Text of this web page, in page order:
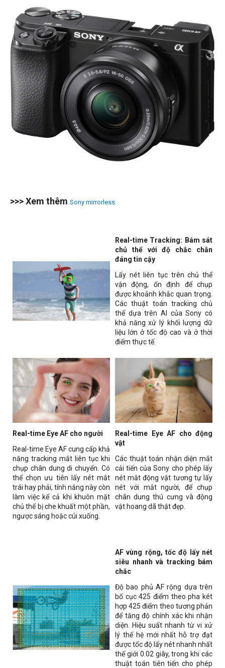
>>> Xem thêm Sony mirrorless
Real-time Tracking: Bám sát
chủ thể với độ chắc chắn
đáng tin cậy
Lấy nét liên tục trên chủ thể
vận động, ổn định để chụp
được khoảnh khắc quan trọng.
Các thuật toán tracking chủ
thể dựa trên AI của Sony có
khả năng xử lý khối lượng dữ
liệu lớn ở tốc độ cao và ở thời
điểm thực tế.
Real-time Eye AF cho người
Real-time Eye AF cung cấp khả
năng tracking mắt liên tục khi
chụp chân dung di chuyển. Có
thể chọn ưu tiên lấy nét mắt
trái hay phải, tính năng này còn
làm việc kể cả khi khuôn mặt
chủ thể bị che khuất một phần,
ngược sáng hoặc cúi xuống.
Real-time Eye AF cho động
vật
Các thuật toán nhận diện mắt
cải tiến của Sony cho phép lấy
nét mắt động vật tương tự lấy
nét với mắt người, để chụp
chân dung thú cưng và động
vật hoang dã thật đẹp.
AF vùng rộng, tốc độ lấy nét
siêu nhanh và tracking bám
chắc
Độ bao phủ AF rộng dựa trên
bố cục 425 điểm theo pha két
hợp 425 điểm theo tương phản
để tăng độ chính xác khi nhận
diện. Hiệu suất nhanh từ vi xử
lý thế hệ mới nhất hỗ trợ đạt
được tốc độ lấy nét nhanh nhất
thế giới 0.02 giây, trong khi các
thuật toán tiên tiến cho phép